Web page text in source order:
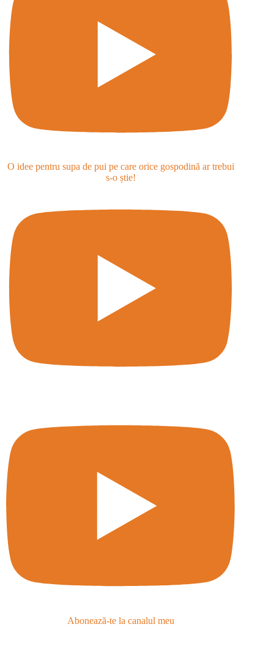
O idee pentru supa de pui pe care orice gospodină ar trebui
s-o știe!
Abonează-te la canalul meu